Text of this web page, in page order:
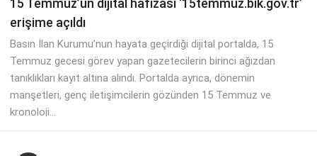
erişime açıldı
Basın İlan Kurumu’nun hayata geçirdiği dijital portalda, 15
Temmuz gecesi görev yapan gazetecilerin birinci ağızdan
tanıklıkları kayıt altına alındı. Portalda ayrıca, dönemin
manşetleri, genç iletişimcilerin gözünden 15 Temmuz ve
kronoloji...